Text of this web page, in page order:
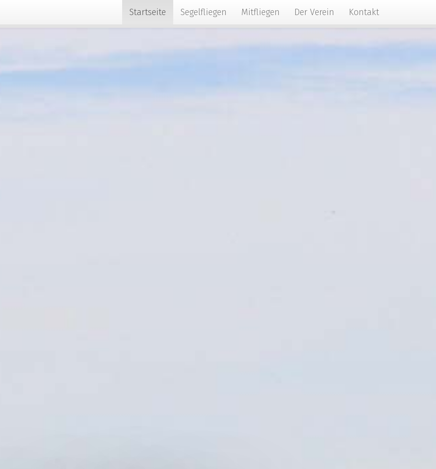
Startseite Segelfliegen Mitfliegen Der Verein Kontakt